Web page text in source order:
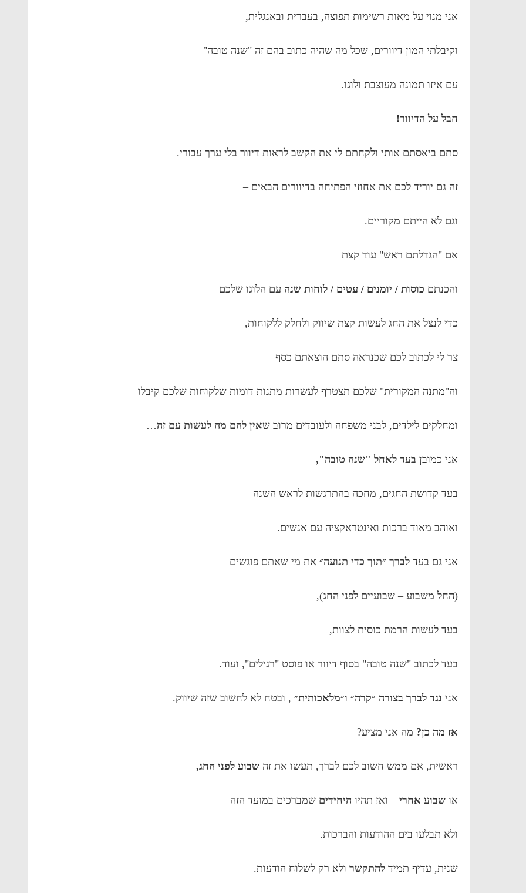
אני מנוי על מאות רשימות תפוצה, בעברית ובאנגלית,
וקיבלתי המון דיוורים, שכל מה שהיה כתוב בהם זה "שנה טובה"
עם איזו תמונה מעוצבת ולוגו.
חבל על הדיוור!
סתם ביאסתם אותי ולקחתם לי את הקשב לראות דיוור בלי ערך עבורי.
זה גם יוריד לכם את אחוזי הפתיחה בדיוורים הבאים –
וגם לא הייתם מקוריים.
אם "הגדלתם ראש" עוד קצת
והכנתם כוסות / יומנים / עטים / לוחות שנה עם הלוגו שלכם
כדי לנצל את החג לעשות קצת שיווק ולחלק ללקוחות,
צר לי לכתוב לכם שכנראה סתם הוצאתם כסף
וה"מתנה המקורית" שלכם תצטרף לעשרות מתנות דומות שלקוחות שלכם קיבלו
ומחלקים לילדים, לבני משפחה ולעובדים מרוב שאין להם מה לעשות עם זה…
אני כמובן בעד לאחל "שנה טובה",
בעד קדושת החגים, מחכה בהתרגשות לראש השנה
ואוהב מאוד ברכות ואינטראקציה עם אנשים.
אני גם בעד לברך ״תוך כדי תנועה״ את מי שאתם פוגשים
(החל משבוע – שבועיים לפני החג),
בעד לעשות הרמת כוסית לצוות,
בעד לכתוב "שנה טובה" בסוף דיוור או פוסט "רגילים", ועוד.
אני נגד לברך בצורה ״קרה״ ו״מלאכותית״ , ובטח לא לחשוב שזה שיווק.
אז מה כן? מה אני מציע?
ראשית, אם ממש חשוב לכם לברך, תעשו את זה שבוע לפני החג,
או שבוע אחרי – ואז תהיו היחידים שמברכים במועד הזה
ולא תבלעו בים ההודעות והברכות.
שנית, עדיף תמיד להתקשר ולא רק לשלוח הודעות.